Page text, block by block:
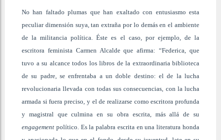
No han faltado plumas que han exaltado con entusiasmo esta
peculiar dimensión suya, tan extraña por lo demás en el ambiente
de la militancia política. Éste es el caso, por ejemplo, de la
escritora feminista Carmen Alcalde que afirma: “Federica, que
tuvo a su alcance todos los libros de la extraordinaria biblioteca
de su padre, se enfrentaba a un doble destino: el de la lucha
revolucionaria llevada con todas sus consecuencias, con la lucha
armada si fuera preciso, y el de realizarse como escritora profunda
y magistral que culmina en su obra escrita, más allá de su
engagement político. Es la palabra escrita en una literatura honda